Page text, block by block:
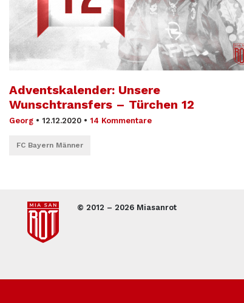
Adventskalender: Unsere
Wunschtransfers – Türchen 12
Georg • 12.12.2020 • 14 Kommentare
FC Bayern Männer
© 2012 – 2026 Miasanrot